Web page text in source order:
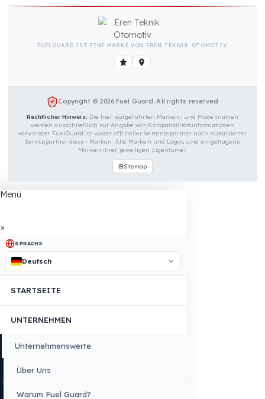
Schutzkragen für den Verriegelungs-Gewindestift
Haltekette für den Deckel
Montageanleitung und Garantiekarte
Copyright © 2026 Fuel Guard. All rights reserved
Rechtlicher Hinweis:
Servicepartner dieser Marken. Alle Marken und Logos sind